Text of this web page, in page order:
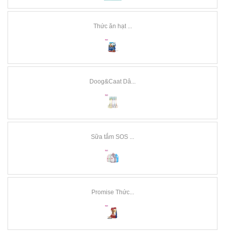
Thức ăn hạt ...
Doog&Caat Dâ...
Sữa tắm SOS ...
Promise Thức...